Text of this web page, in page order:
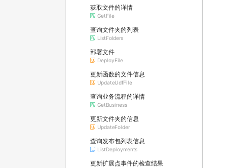
获取文件的详情
GetFile
查询文件夹的列表
ListFolders
部署文件
DeployFile
更新函数的文件信息
UpdateUdfFile
查询业务流程的详情
GetBusiness
更新文件夹的信息
UpdateFolder
查询发布包列表信息
ListDeployments
更新扩展点事件的检查结果